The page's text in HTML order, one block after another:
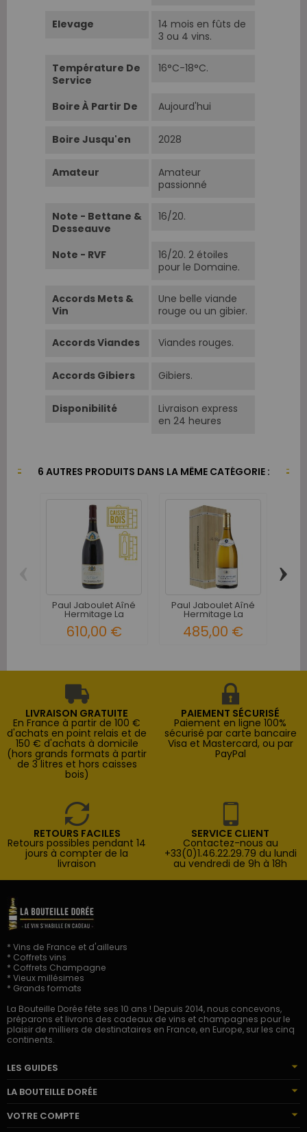
Elevage
14 mois en fûts de
3 ou 4 vins.
Température De
Service
16°C-18°C.
Boire À Partir De Aujourd'hui
Boire Jusqu'en 2028
Amateur
Amateur
passionné
Note - Bettane &
Desseauve
16/20.
Note - RVF
16/20. 2 étoiles
pour le Domaine.
Accords Mets &
Vin
Une belle viande
rouge ou un gibier.
Accords Viandes Viandes rouges.
Accords Gibiers Gibiers.
Disponibilité
Livraison express
en 24 heures
6 AUTRES PRODUITS DANS LA MÊME CATÉGORIE :
Paul Jaboulet Aîné
Hermitage La
Chapelle...
610,00 €
Paul Jaboulet Aîné
Hermitage La
Chapelle...
485,00 €
›
LIVRAISON GRATUITE
En France à partir de 100 €
d'achats en point relais et de
150 € d'achats à domicile
(hors grands formats à partir
de 3 litres et hors caisses
bois)
PAIEMENT SÉCURISÉ
Paiement en ligne 100%
sécurisé par carte bancaire
Visa et Mastercard, ou par
PayPal
RETOURS FACILES
Retours possibles pendant 14
jours à compter de la
livraison
SERVICE CLIENT
Contactez-nous au
+33(0)1.46.22.29.79 du lundi
au vendredi de 9h à 18h
* Vins de France et d'ailleurs
* Coffrets vins
* Coffrets Champagne
* Vieux millésimes
* Grands formats
La Bouteille Dorée fête ses 10 ans ! Depuis 2014, nous concevons,
préparons et livrons des cadeaux de vins et champagnes pour le
plaisir de milliers de destinataires en France, en Europe, sur les cinq
continents.
LES GUIDES
LA BOUTEILLE DORÉE
VOTRE COMPTE